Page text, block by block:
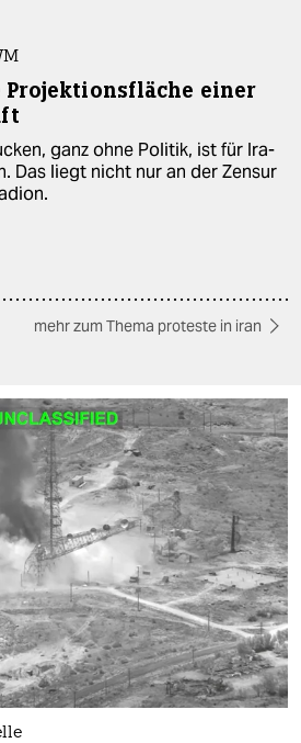
einer
ganz ohne Politik, ist für Ira­
Das liegt nicht nur an der Zensur
mehr zum Thema proteste in iran